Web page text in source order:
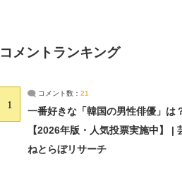
コメントランキング
1
コメント数： 21
一番好きな「韓国の男性俳優」は
【2026年版・人気投票実施中】 |
ねとらぼリサーチ